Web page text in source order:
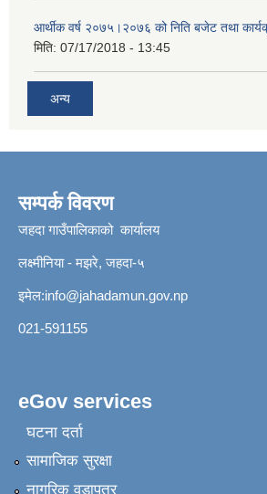
आर्थीक वर्ष २०७५।२०७६ को निति बजेट तथा
मिति: 07/17/2018 - 13:45
अन्य
सम्पर्क विवरण
जहदा गाउँपालिकाको कार्यालय
लक्ष्मीनिया - मझरे, जहदा-५
इमेल:info@jahadamun.gov.np
021-591155
eGov services
घटना दर्ता
सामाजिक सुरक्षा
नागरिक वडापत्र